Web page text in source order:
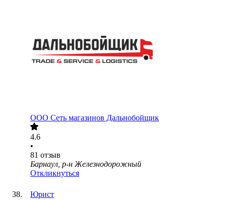
ООО Сеть магазинов Дальнобойщик
4.6
•
81 отзыв
Барнаул, р-н Железнодорожный
Откликнуться
Юрист